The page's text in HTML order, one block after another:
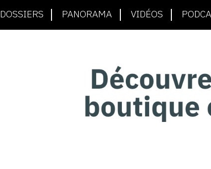
DOSSIERS PANORAMA VIDÉOS